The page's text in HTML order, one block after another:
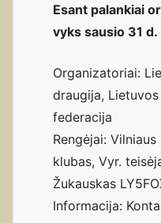
Esant palankiai
vyks sausio 31 d.
Organizatoriai:
draugija,
federacija
Rengėjai:
klubas, Vyr.
Žukauskas
Informacija: